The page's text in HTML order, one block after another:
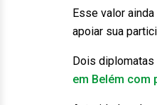
Esse valor
apoiar sua
Dois diplomatas
em Belém com